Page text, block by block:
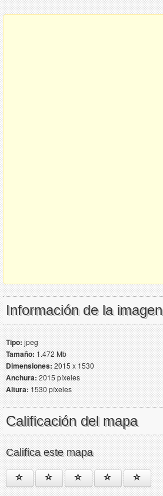
Información de la imagen
Tipo:jpeg
Tamaño:1.472 Mb
Dimensiones:2015 x 1530
Anchura:2015 píxeles
Altura:1530 píxeles
Calificación del mapa
Califica este mapa